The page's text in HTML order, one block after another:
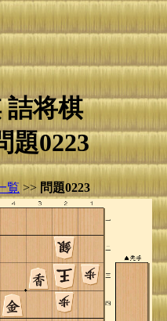
詰将棋
題0223
覧 >> 問題0223